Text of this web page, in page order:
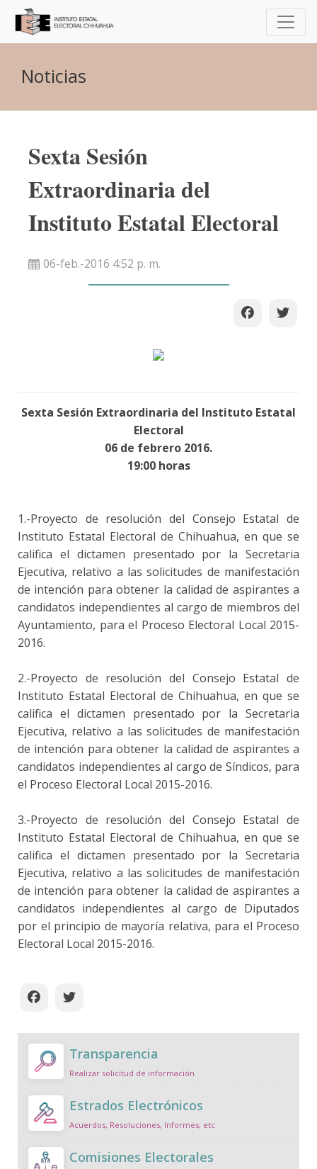
Noticias
Sexta Sesión
Extraordinaria del
Instituto Estatal Electoral
06-feb.-2016 4:52 p. m.
Sexta Sesión Extraordinaria del Instituto Estatal
Electoral
06 de febrero 2016.
19:00 horas
1.-Proyecto de resolución del Consejo Estatal de
Instituto Estatal Electoral de Chihuahua, en que se
califica el dictamen presentado por la Secretaria
Ejecutiva, relativo a las solicitudes de manifestación
de intención para obtener la calidad de aspirantes a
candidatos independientes al cargo de miembros del
Ayuntamiento, para el Proceso Electoral Local 2015-
2016.
2.-Proyecto de resolución del Consejo Estatal de
Instituto Estatal Electoral de Chihuahua, en que se
califica el dictamen presentado por la Secretaria
Ejecutiva, relativo a las solicitudes de manifestación
de intención para obtener la calidad de aspirantes a
candidatos independientes al cargo de Síndicos, para
el Proceso Electoral Local 2015-2016.
3.-Proyecto de resolución del Consejo Estatal de
Instituto Estatal Electoral de Chihuahua, en que se
califica el dictamen presentado por la Secretaria
Ejecutiva, relativo a las solicitudes de manifestación
de intención para obtener la calidad de aspirantes a
candidatos independientes al cargo de Diputados
por el principio de mayoría relativa, para el Proceso
Electoral Local 2015-2016.
Transparencia
Realizar solicitud de información
Estrados Electrónicos
Acuerdos, Resoluciones, Informes, etc
Comisiones Electorales